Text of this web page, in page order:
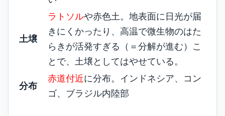
土壌
ラトソルや赤色土。地表面に日光が届
きにくかったり、高温で微生物のはた
らきが活発すぎる（＝分解が進む）こ
とで、土壌としてはやせている。
分布
赤道付近に分布。インドネシア、コン
ゴ、ブラジル内陸部